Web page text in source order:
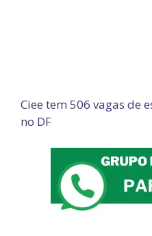
Ciee tem 506 vagas de
no DF